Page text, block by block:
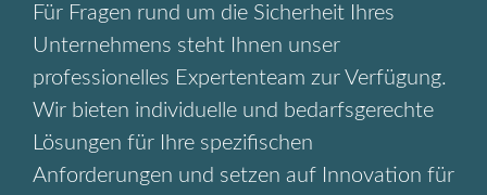
Für Fragen rund um die Sicherheit Ihres
Unternehmens steht Ihnen unser
professionelles Expertenteam zur Verfügung.
Wir bieten individuelle und bedarfsgerechte
Lösungen für Ihre spezifischen
Anforderungen und setzen auf Innovation für